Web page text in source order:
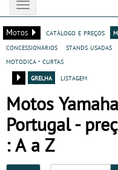
Toggle
navigation
Motos
catálogo e preços
concessionários
stands usadas
motodica - curtas
grelha
listagem
Motos
Portugal -
: A a Z